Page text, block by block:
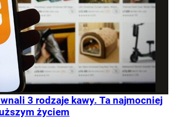
3 rodzaje kawy. Ta najmocniej
życiem